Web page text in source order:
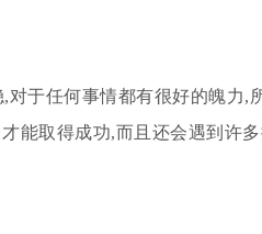
对于任何事情都有很好的魄力
能取得成功,而且还会遇到许多